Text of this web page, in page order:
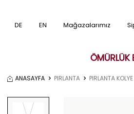
DE EN Mağazalarımız
ÖMÜRLÜK
ANASAYFA PIRLANTA PIRLANTA KOLYE